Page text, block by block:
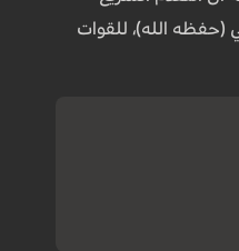
(حفظه الله)، للقوات